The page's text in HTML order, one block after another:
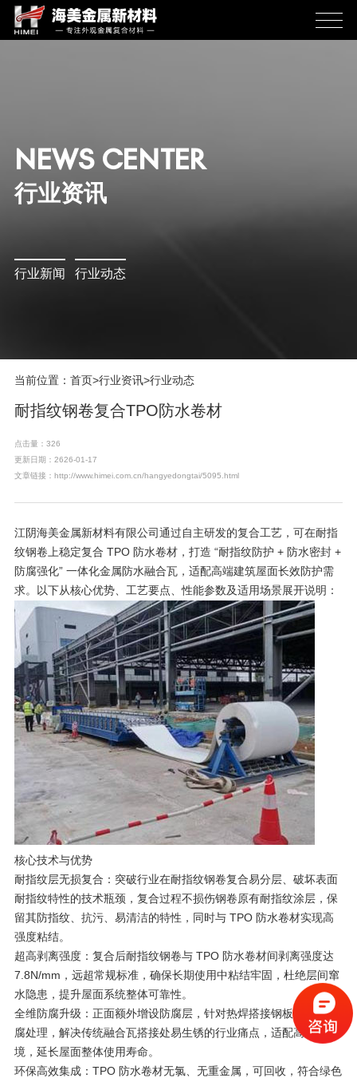
NEWS CENTER
行业资讯
行业新闻 行业动态
当前位置： 首页 >行业资讯>行业动态
耐指纹钢卷复合TPO防水卷材
点击量：326
更新日期：2626-01-17
文章链接：http://www.himei.com.cn/hangyedongtai/5095.html
江阴海美金属新材料有限公司通过自主研发的复合工艺，可在耐指
纹钢卷上稳定复合 TPO 防水卷材，打造 “耐指纹防护 + 防水密封 +
防腐强化” 一体化金属防水融合瓦，适配高端建筑屋面长效防护需
求。以下从核心优势、工艺要点、性能参数及适用场景展开说明：
核心技术与优势
耐指纹层无损复合：突破行业在耐指纹钢卷复合易分层、破坏表面
耐指纹特性的技术瓶颈，复合过程不损伤钢卷原有耐指纹涂层，保
留其防指纹、抗污、易清洁的特性，同时与 TPO 防水卷材实现高
强度粘结。
超高剥离强度：复合后耐指纹钢卷与 TPO 防水卷材间剥离强度达
7.8N/mm，远超常规标准，确保长期使用中粘结牢固，杜绝层间窜
水隐患，提升屋面系统整体可靠性。
全维防腐升级：正面额外增设防腐层，针对热焊搭接钢板处强化防
腐处理，解决传统融合瓦搭接处易生锈的行业痛点，适配高腐蚀环
境，延长屋面整体使用寿命。
环保高效集成：TPO 防水卷材无氯、无重金属，可回收，符合绿色